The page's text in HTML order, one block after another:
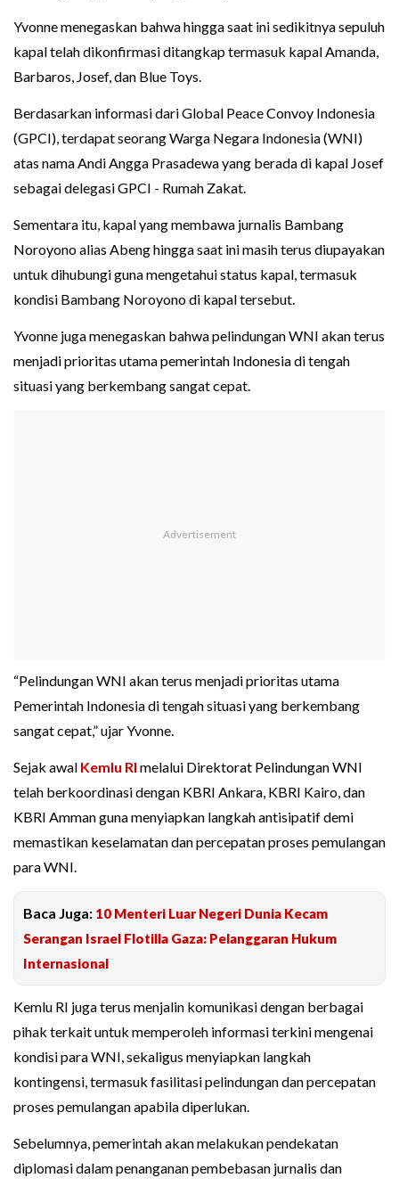
Yvonne menegaskan bahwa hingga saat ini sedikitnya sepuluh
kapal telah dikonfirmasi ditangkap termasuk kapal Amanda,
Barbaros, Josef, dan Blue Toys.
Berdasarkan informasi dari Global Peace Convoy Indonesia
(GPCI), terdapat seorang Warga Negara Indonesia (WNI)
atas nama Andi Angga Prasadewa yang berada di kapal Josef
sebagai delegasi GPCI - Rumah Zakat.
Sementara itu, kapal yang membawa jurnalis Bambang
Noroyono alias Abeng hingga saat ini masih terus diupayakan
untuk dihubungi guna mengetahui status kapal, termasuk
kondisi Bambang Noroyono di kapal tersebut.
Yvonne juga menegaskan bahwa pelindungan WNI akan terus
menjadi prioritas utama pemerintah Indonesia di tengah
situasi yang berkembang sangat cepat.
“Pelindungan WNI akan terus menjadi prioritas utama
Pemerintah Indonesia di tengah situasi yang berkembang
sangat cepat,” ujar Yvonne.
Sejak awal Kemlu RI melalui Direktorat Pelindungan WNI
telah berkoordinasi dengan KBRI Ankara, KBRI Kairo, dan
KBRI Amman guna menyiapkan langkah antisipatif demi
memastikan keselamatan dan percepatan proses pemulangan
para WNI.
Baca Juga: 10 Menteri Luar Negeri Dunia Kecam
Serangan Israel Flotilla Gaza: Pelanggaran Hukum
Internasional
Kemlu RI juga terus menjalin komunikasi dengan berbagai
pihak terkait untuk memperoleh informasi terkini mengenai
kondisi para WNI, sekaligus menyiapkan langkah
kontingensi, termasuk fasilitasi pelindungan dan percepatan
proses pemulangan apabila diperlukan.
Sebelumnya, pemerintah akan melakukan pendekatan
diplomasi dalam penanganan pembebasan jurnalis dan